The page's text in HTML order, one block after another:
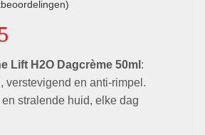
Huidige
is:
€4,95.
Lift H2O Dagcrème 50ml :
verstevigend en anti-rimpel.
stralende huid, elke dag